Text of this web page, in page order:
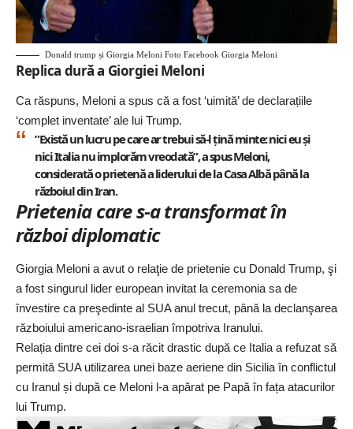
Donald trump și Giorgia Meloni Foto Facebook Giorgia Meloni
Replica dură a Giorgiei Meloni
Ca răspuns, Meloni a spus că a fost ‘uimită’ de declarațiile
‘complet inventate’ ale lui Trump.
”Există un lucru pe care ar trebui să-l țină minte: nici eu și
nici Italia nu implorăm vreodată”, a spus Meloni,
considerată o prietenă a liderului de la Casa Albă până la
războiul din Iran.
Prietenia care s-a transformat în
război diplomatic
Giorgia Meloni a avut o relaţie de prietenie cu Donald Trump, şi
a fost singurul lider european invitat la ceremonia sa de
învestire ca preşedinte al SUA anul trecut, până la declanşarea
războiului americano-israelian împotriva Iranului.
Relația dintre cei doi s-a răcit drastic după ce Italia a refuzat să
permită SUA utilizarea unei baze aeriene din Sicilia în conflictul
cu Iranul și după ce Meloni l-a apărat pe Papă în fața atacurilor
lui Trump.